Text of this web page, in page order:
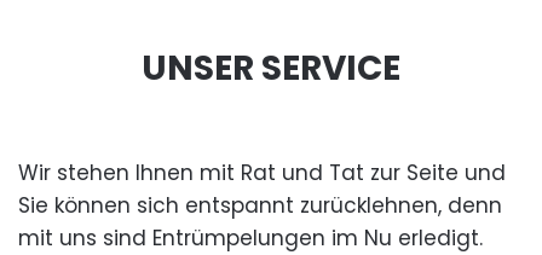
UNSER SERVICE
Wir stehen Ihnen mit Rat und Tat zur Seite und
Sie können sich entspannt zurücklehnen, denn
mit uns sind Entrümpelungen im Nu erledigt.